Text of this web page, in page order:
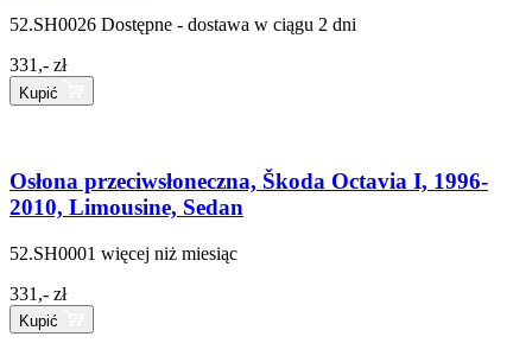
52.SH0026 Dostępne - dostawa w ciągu 2 dni
331,- zł
Kupić
Osłona przeciwsłoneczna, Škoda Octavia I, 1996-
2010, Limousine, Sedan
52.SH0001 więcej niż miesiąc
331,- zł
Kupić